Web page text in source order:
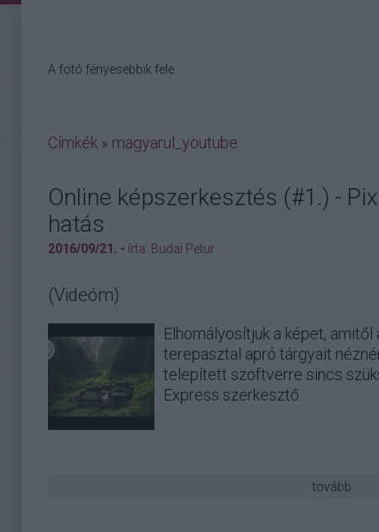
A fotó fényesebbik fele
Címkék» magyarul_youtube
Online képszerkesztés (#1.) -
hatás
2016/09/21. - írta: Budai Petur
(Videóm)
Elhomályosítjuk a képet, amitől
terepasztal apró tárgyait
telepített szoftverre sincs
Express szerkesztő.
tovább